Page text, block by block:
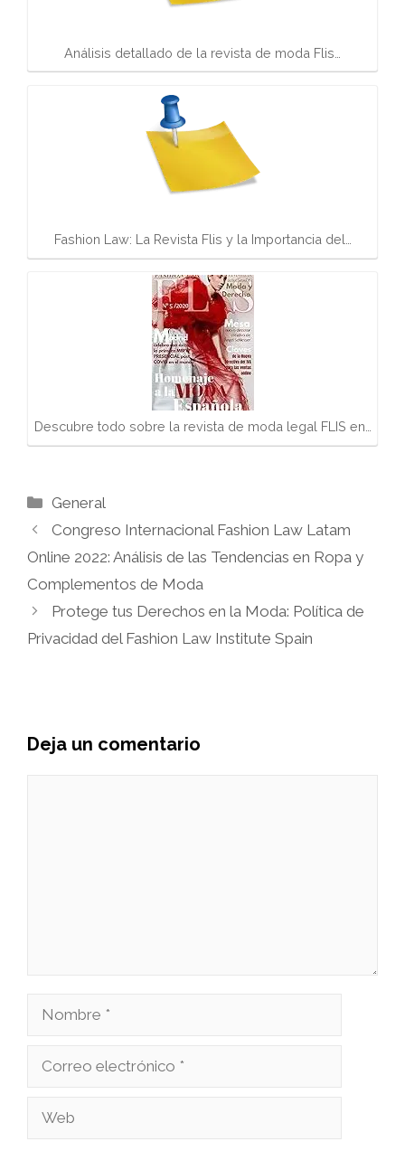
Análisis detallado de la revista de moda Flis…
Fashion Law: La Revista Flis y la Importancia del…
Descubre todo sobre la revista de moda legal FLIS en…
Categorías
General
Congreso Internacional Fashion Law Latam
Online 2022: Análisis de las Tendencias en Ropa y
Complementos de Moda
Protege tus Derechos en la Moda: Política de
Privacidad del Fashion Law Institute Spain
Deja un comentario
Nombre
Correo
Web